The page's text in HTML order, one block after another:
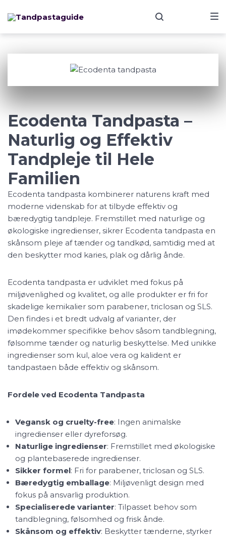
to
to
to
Ecodenta Tandpasta –
Naturlig og Effektiv
Tandpleje til Hele
Familien
Ecodenta tandpasta kombinerer naturens kraft med
moderne videnskab for at tilbyde effektiv og
bæredygtig tandpleje. Fremstillet med naturlige og
økologiske ingredienser, sikrer Ecodenta tandpasta en
skånsom pleje af tænder og tandkød, samtidig med at
den beskytter mod karies, plak og dårlig ånde.
Ecodenta tandpasta er udviklet med fokus på
miljøvenlighed og kvalitet, og alle produkter er fri for
skadelige kemikalier som parabener, triclosan og SLS.
Den findes i et bredt udvalg af varianter, der
imødekommer specifikke behov såsom tandblegning,
følsomme tænder og naturlig beskyttelse. Med unikke
ingredienser som kul, aloe vera og kalident er
tandpastaen både effektiv og skånsom.
Fordele ved Ecodenta Tandpasta
Vegansk og cruelty-free: Ingen animalske
ingredienser eller dyreforsøg.
Naturlige ingredienser: Fremstillet med økologiske
og plantebaserede ingredienser.
Sikker formel: Fri for parabener, triclosan og SLS.
Bæredygtig emballage: Miljøvenligt design med
fokus på ansvarlig produktion.
Specialiserede varianter: Tilpasset behov som
tandblegning, følsomhed og frisk ånde.
Skånsom og effektiv: Beskytter tænderne, styrker